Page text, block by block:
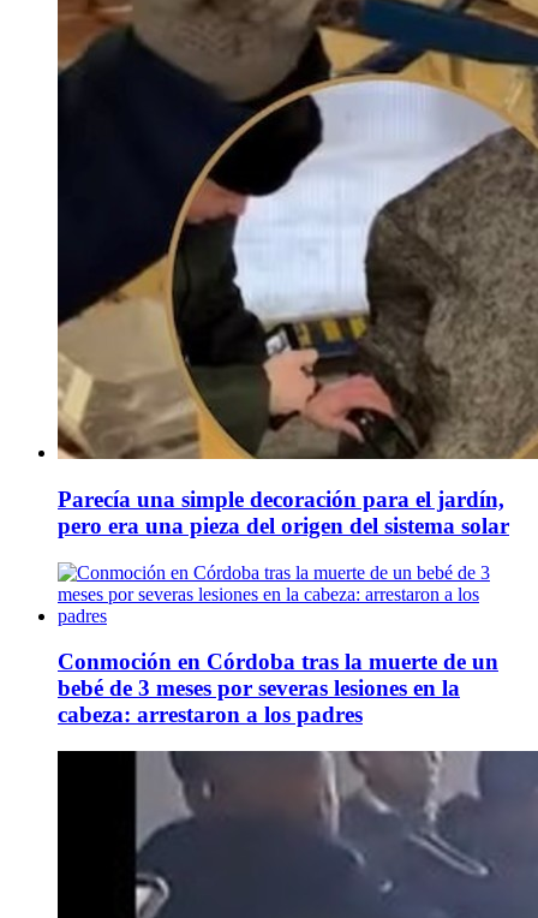
Parecía una simple decoración para el jardín,
pero era una pieza del origen del sistema solar
Conmoción en Córdoba tras la muerte de un
bebé de 3 meses por severas lesiones en la
cabeza: arrestaron a los padres